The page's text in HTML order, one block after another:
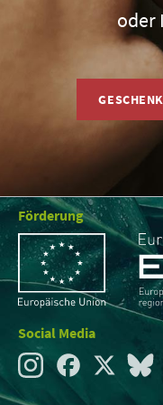
oder
Förderung
Social Media